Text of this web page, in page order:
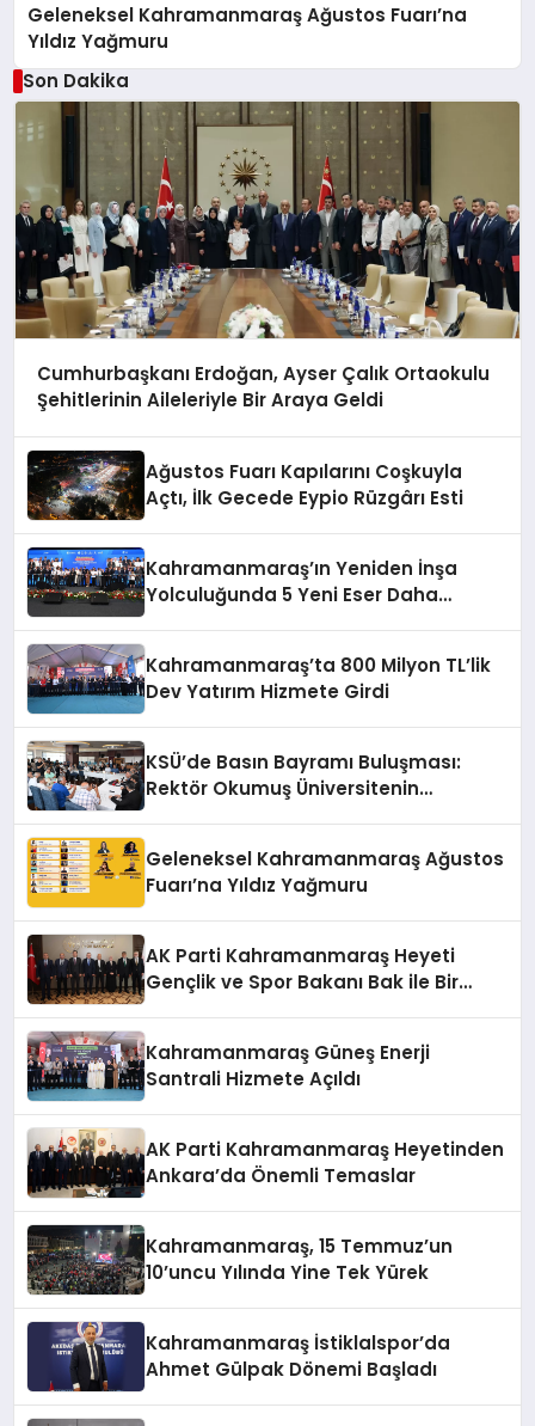
Geleneksel Kahramanmaraş Ağustos Fuarı’na
Yıldız Yağmuru
Son Dakika
Cumhurbaşkanı Erdoğan, Ayser Çalık Ortaokulu
Şehitlerinin Aileleriyle Bir Araya Geldi
Ağustos Fuarı Kapılarını Coşkuyla
Açtı, İlk Gecede Eypio Rüzgârı Esti
Kahramanmaraş’ın Yeniden İnşa
Yolculuğunda 5 Yeni Eser Daha
Kahramanmaraş’ta 800 Milyon TL’lik
Dev Yatırım Hizmete Girdi
KSÜ’de Basın Bayramı Buluşması:
Rektör Okumuş Üniversitenin
Geleneksel Kahramanmaraş Ağustos
Fuarı’na Yıldız Yağmuru
AK Parti Kahramanmaraş Heyeti
Gençlik ve Spor Bakanı Bak ile Bir
Kahramanmaraş Güneş Enerji
Santrali Hizmete Açıldı
AK Parti Kahramanmaraş Heyetinden
Ankara’da Önemli Temaslar
Kahramanmaraş, 15 Temmuz’un
10’uncu Yılında Yine Tek Yürek
Kahramanmaraş İstiklalspor’da
Ahmet Gülpak Dönemi Başladı